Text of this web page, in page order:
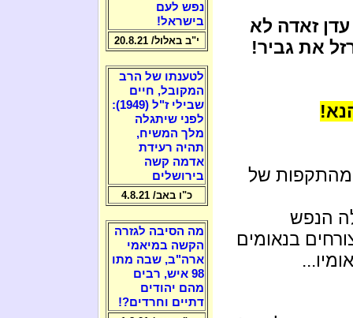
עדן זאדה לא
את גביר!
מהתקפות של
הנפש
בנאומים
נפש לעם
בישראל!
י"ב באלול/ 20.8.21
לטענתו של הרב
המקובל, חיים
שבילי ז"ל (1949):
לפני שיתגלה
מלך המשיח,
תהיה רעידת
אדמה קשה
בירושלים
כ"ו באב/ 4.8.21
מה הסיבה לגזרה
הקשה במיאמי
ארה"ב, שבה מתו
98 איש, רבים
מהם יהודים
דתיים וחרדים?!